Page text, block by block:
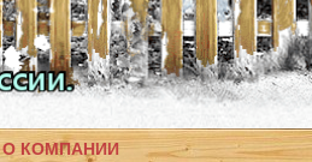
О КОМПАНИИ